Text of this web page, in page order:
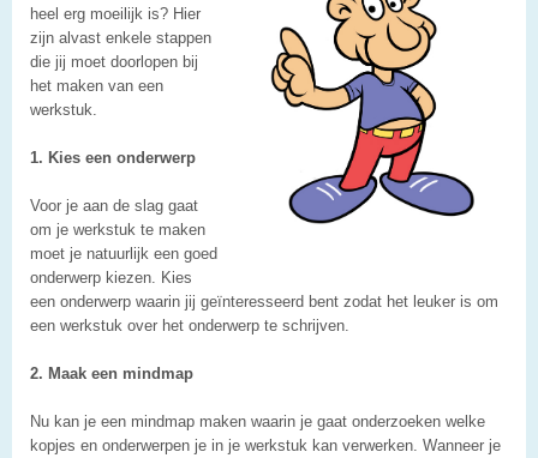
heel erg moeilijk is? Hier
zijn alvast enkele stappen
die jij moet doorlopen bij
het maken van een
werkstuk.
1. Kies een onderwerp
Voor je aan de slag gaat
om je werkstuk te maken
moet je natuurlijk een goed
onderwerp kiezen. Kies
een onderwerp waarin jij geïnteresseerd bent zodat het leuker is om
een werkstuk over het onderwerp te schrijven.
2. Maak een mindmap
Nu kan je een mindmap maken waarin je gaat onderzoeken welke
kopjes en onderwerpen je in je werkstuk kan verwerken. Wanneer je